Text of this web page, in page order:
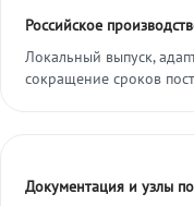
Российское
Локальный выпуск,
сокращение сроков
Документация и узлы по